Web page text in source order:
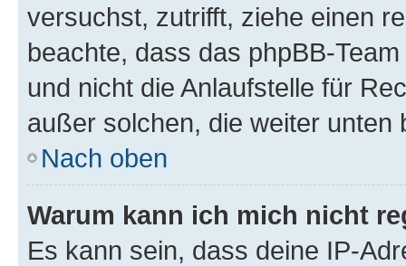
versuchst, zutrifft, ziehe einen
beachte, dass das phpBB-
und nicht die Anlaufstelle für
außer solchen, die weiter unten
Nach oben
Warum kann ich mich nicht
Es kann sein, dass deine IP-